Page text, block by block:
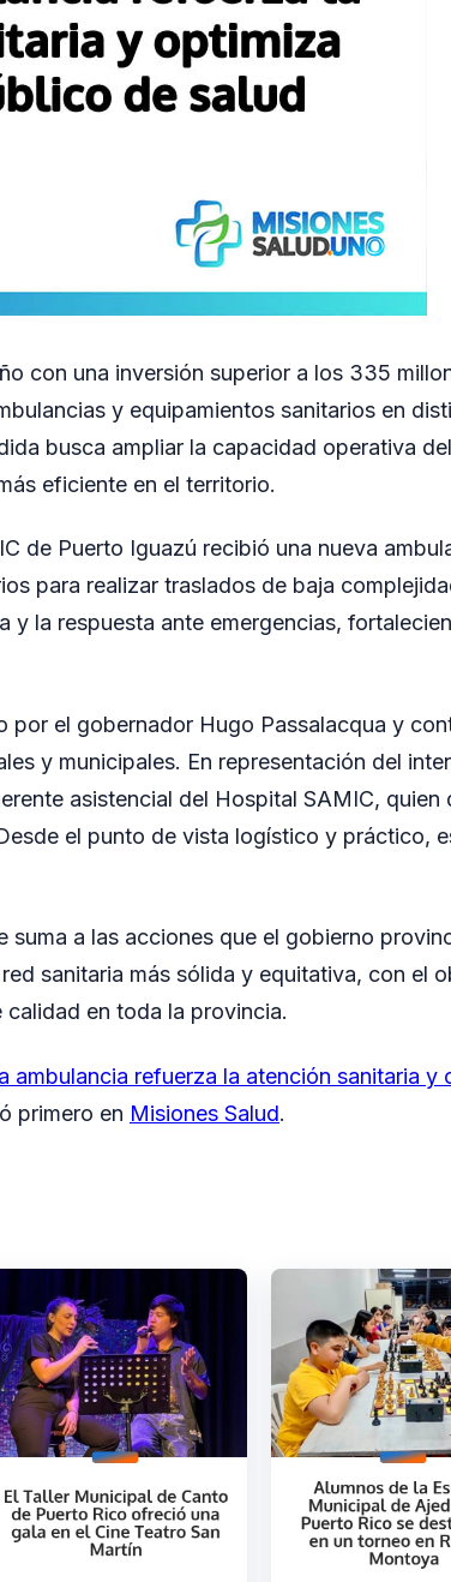
con una inversión superior a los 335
y equipamientos sanitarios en
busca ampliar la capacidad operativa
eficiente en el territorio.
de Puerto Iguazú recibió una nueva
para realizar traslados de baja
y la respuesta ante emergencias,
por el gobernador Hugo Passalacqua y
y municipales. En representación del
asistencial del Hospital SAMIC, quien
el punto de vista logístico y práctico,
suma a las acciones que el gobierno
sanitaria más sólida y equitativa, con el
en toda la provincia.
ambulancia refuerza la atención sanitaria y
primero en Misiones Salud.